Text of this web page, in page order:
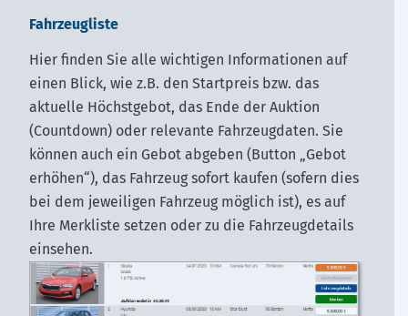
Fahrzeugliste
Hier finden Sie alle wichtigen Informationen auf
einen Blick, wie z.B. den Startpreis bzw. das
aktuelle Höchstgebot, das Ende der Auktion
(Countdown) oder relevante Fahrzeugdaten. Sie
können auch ein Gebot abgeben (Button „Gebot
erhöhen“), das Fahrzeug sofort kaufen (sofern dies
bei dem jeweiligen Fahrzeug möglich ist), es auf
Ihre Merkliste setzen oder zu die Fahrzeugdetails
einsehen.